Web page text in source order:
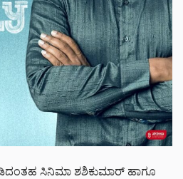
ಸಿನಿಮಾ ಶಶಿಕುಮಾರ್ ಹಾಗೂ